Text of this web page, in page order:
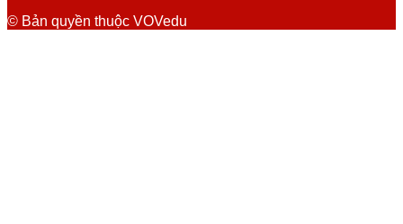
© Bản quyền thuộc VOVedu